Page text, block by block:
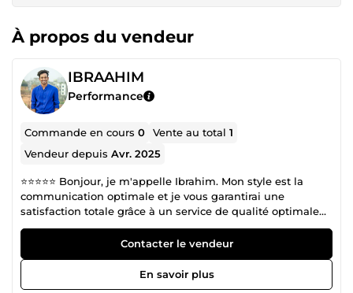
À propos du vendeur
IBRAAHIM
Performance
Commande en cours0 Vente au total1
Vendeur depuisAvr. 2025
⭐⭐⭐⭐⭐ Bonjour, je m'appelle Ibrahim. Mon style est la
communication optimale et je vous garantirai une
satisfaction totale grâce à un service de qualité optimale
pour atteindre votre destination. Le design occupe une
place importante dans ma vie et je travaille dur pour
produire des designs de la plus haute qualité, efficaces,
innovants et intemporels, que mes clients adoreront.
J'aimerais travailler avec vous.
Contacter le vendeur
En savoir plus